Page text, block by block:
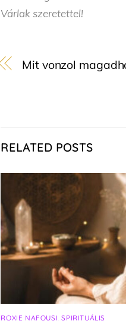
Várlak szeretettel!
Mit vonzol
RELATED POSTS
ROXIE NAFOUSI ,SPIRITUÁLIS